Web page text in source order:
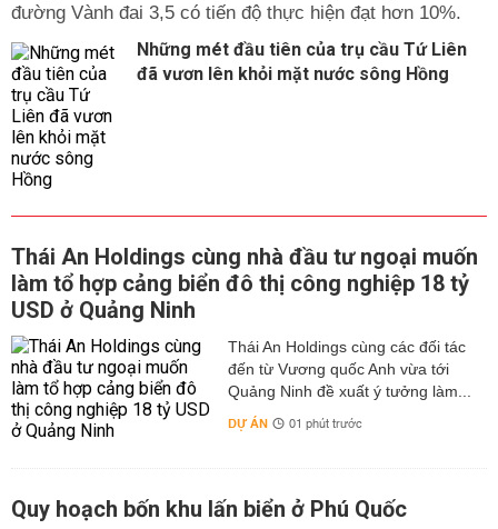
đường Vành đai 3,5 có tiến độ thực hiện đạt hơn 10%.
Những mét đầu tiên của trụ cầu Tứ Liên
đã vươn lên khỏi mặt nước sông Hồng
Thái An Holdings cùng nhà đầu tư ngoại muốn
làm tổ hợp cảng biển đô thị công nghiệp 18 tỷ
USD ở Quảng Ninh
Thái An Holdings cùng các đối tác
đến từ Vương quốc Anh vừa tới
Quảng Ninh đề xuất ý tưởng làm...
DỰ ÁN 01 phút trước
Quy hoạch bốn khu lấn biển ở Phú Quốc